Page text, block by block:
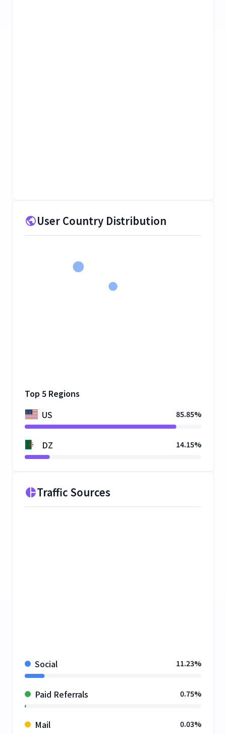
User Country Distribution
Top 5 Regions
US
85.85%
DZ 14.15%
Traffic Sources
Social 11.23%
Paid Referrals 0.75%
Mail 0.03%